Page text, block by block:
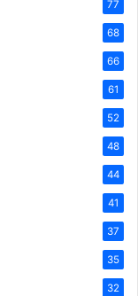
77
68
66
61
52
48
44
41
37
35
32